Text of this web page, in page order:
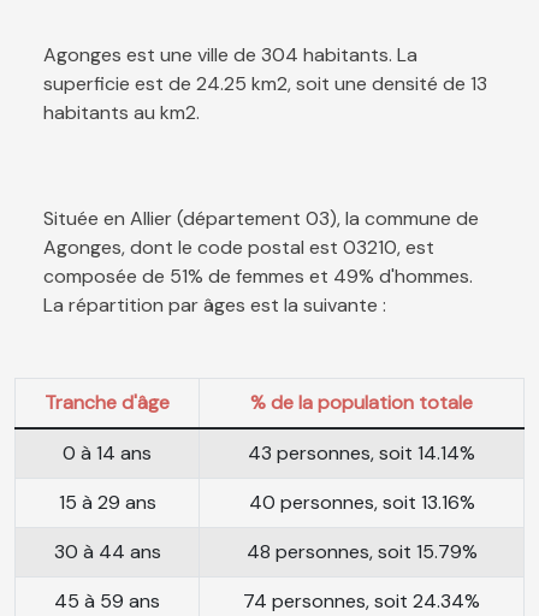
Agonges est une ville de 304 habitants. La
superficie est de 24.25 km2, soit une densité de 13
habitants au km2.
Située en Allier (département 03), la commune de
Agonges, dont le code postal est 03210, est
composée de 51% de femmes et 49% d'hommes.
La répartition par âges est la suivante :
Tranche d'âge
% de la population totale
0 à 14 ans
43 personnes, soit 14.14%
15 à 29 ans
40 personnes, soit 13.16%
30 à 44 ans
48 personnes, soit 15.79%
45 à 59 ans
74 personnes, soit 24.34%